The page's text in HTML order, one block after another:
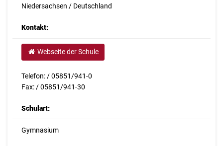
Niedersachsen / Deutschland
Kontakt:
Webseite der Schule
Telefon: / 05851/941-0
Fax: / 05851/941-30
Schulart:
Gymnasium